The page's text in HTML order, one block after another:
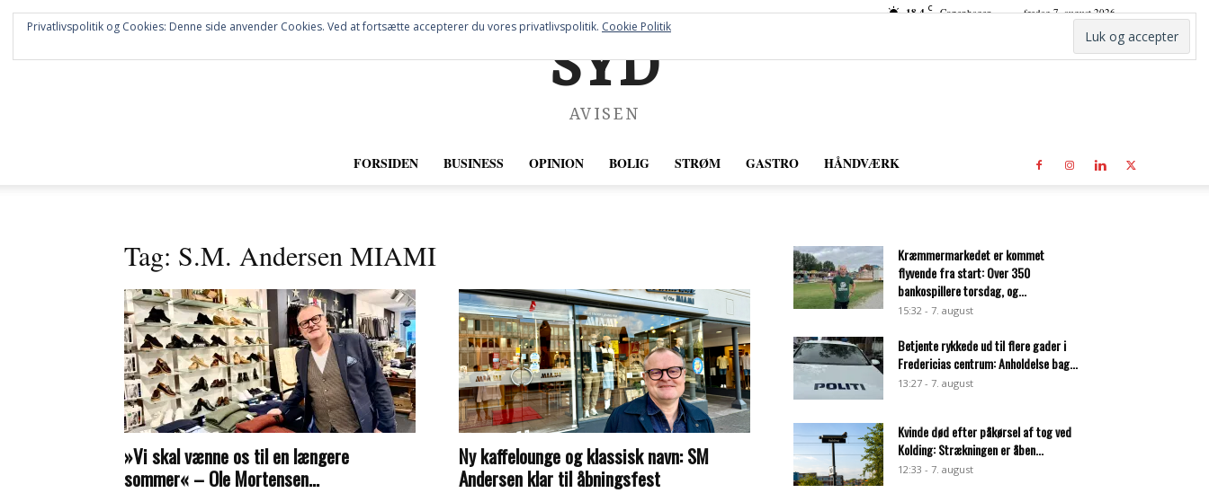
18.4 C Copenhagen fredag 7. august 2026
SYD
AVISEN
FORSIDEN BUSINESS OPINION BOLIG STRØM GASTRO HÅNDVÆRK
Tag: S.M. Andersen MIAMI
»Vi skal vænne os til en længere
sommer« – Ole Mortensen...
Ny kaffelounge og klassisk navn: SM
Andersen klar til åbningsfest
Kræmmermarkedet er kommet
flyvende fra start: Over 350
bankospillere torsdag, og...
15:32 - 7. august
Betjente rykkede ud til flere gader i
Fredericias centrum: Anholdelse bag...
13:27 - 7. august
Kvinde død efter påkørsel af tog ved
Kolding: Strækningen er åben...
12:33 - 7. august
Privatlivspolitik og Cookies: Denne side anvender Cookies. Ved at fortsætte accepterer du vores privatlivspolitik. Cookie Politik